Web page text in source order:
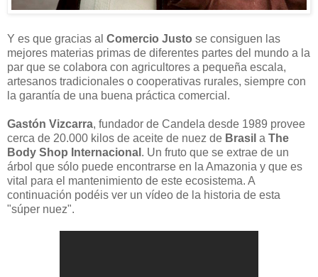
Y es que gracias al Comercio Justo se consiguen las
mejores materias primas de diferentes partes del mundo a la
par que se colabora con agricultores a pequeña escala,
artesanos tradicionales o cooperativas rurales, siempre con
la garantía de una buena práctica comercial.
Gastón Vizcarra, fundador de Candela desde 1989 provee
cerca de 20.000 kilos de aceite de nuez de Brasil a The
Body Shop Internacional . Un fruto que se extrae de un
árbol que sólo puede encontrarse en la Amazonia y que es
vital para el mantenimiento de este ecosistema. A
continuación podéis ver un vídeo de la historia de esta
"súper nuez".